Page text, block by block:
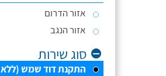
אזור הדרום
אזור הנגב
סוג שירות
התקנת דוד שמש (ללא